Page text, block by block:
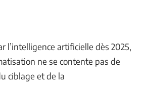
artificielle dès 2025,
ne se contente pas de
ciblage et de la